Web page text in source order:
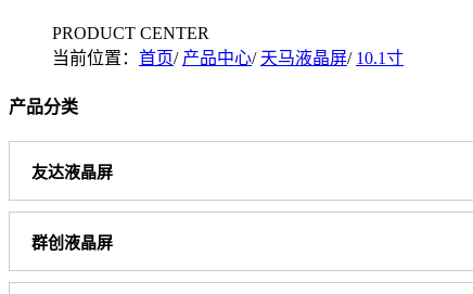
PRODUCT CENTER
当前位置： 首页/ 产品中心/ 天马液晶屏/ 10.1寸
产品分类
友达液晶屏
群创液晶屏